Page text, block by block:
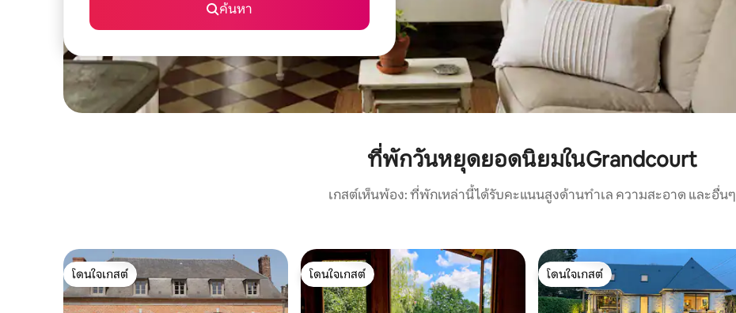
ค้นหา
ที่พักวันหยุดยอดนิยมในGrandcourt
เกสต์เห็นพ้อง: ที่พักเหล่านี้ได้รับคะแนนสูงด้านทำเล ความสะอาด และอื่นๆ
โดนใจเกสต์
โดนใจเกสต์
โดนใจเกสต์
โดนใจเกสต์
โดนใจเกสต์
โดนใจเกสต์